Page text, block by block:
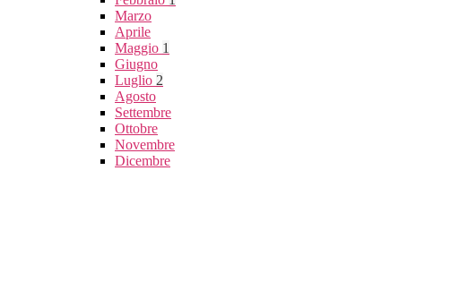
Marzo
Aprile
Maggio 1
Giugno
Luglio 2
Agosto
Settembre
Ottobre
Novembre
Dicembre